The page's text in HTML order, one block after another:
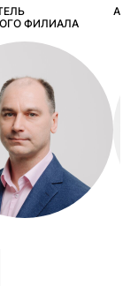
ФИЛИАЛА